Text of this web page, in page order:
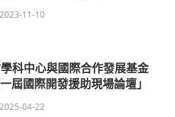
2023-11-10
科中心與國際合作發展基金
屆國際開發援助現場論壇」
2025-04-22